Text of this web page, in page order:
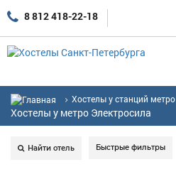
8 812 418-22-18
Хостелы у станций метро
Хостелы у метро Электросила
Найти отель Быстрые фильтры